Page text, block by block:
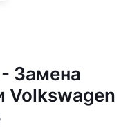
Замена
Volkswagen